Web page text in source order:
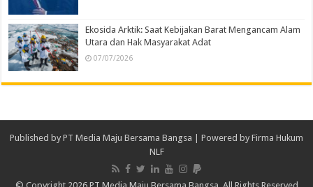
Ekosida Arktik: Saat Kebijakan Barat Mengancam Alam
Utara dan Hak Masyarakat Adat
07/07/2026
Published by PT Media Maju Bersama Bangsa | Powered by Firma Hukum
NLF